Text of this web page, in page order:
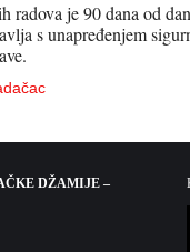
radova je 90 dana od
s unapređenjem
DŽAMIJE –